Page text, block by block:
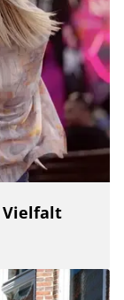
Vielfalt